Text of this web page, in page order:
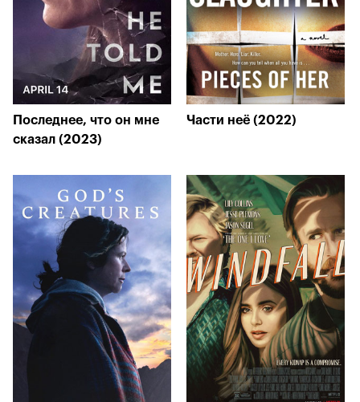
Последнее, что он мне
сказал (2023)
Части неё (2022)